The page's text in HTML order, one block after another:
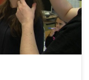
Les web-
[…]